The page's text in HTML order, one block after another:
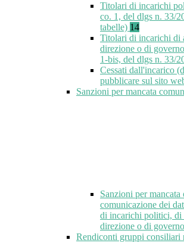
Titolari di incarichi
co. 1, del dlgs n. 33/
tabelle) 14
Titolari di incarichi di
direzione o di
1-bis, del dlgs n. 33/
Cessati dall'incarico
pubblicare sul sito
Sanzioni per mancata
Sanzioni per mancata
comunicazione dei
di incarichi politici, di
direzione o di governo
Rendiconti gruppi consiliari